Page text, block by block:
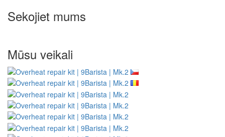
Sekojiet mums
Mūsu veikali